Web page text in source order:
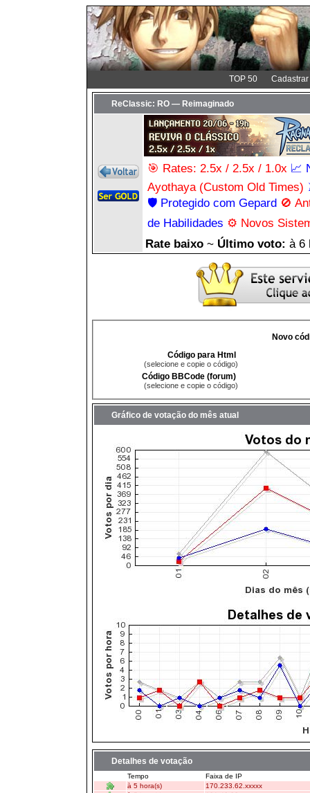
TOP 50 Cadastrar
ReClassic: RO — Reimaginado
🎯 Rates: 2.5x / 2.5x / 1.0x 📈
Ayothaya (Custom Old Times)
🛡️ Protegido com Gepard 🚫
de Habilidades ⚙️ Novos
Rate baixo ~ Último voto: à 6
Novo
Código para Html
(selecione e copie o código)
Código BBCode (forum)
(selecione e copie o código)
Gráfico de votação do mês atual
Detalhes de votação
Tempo
Faixa de IP
à 5 hora(s)
170.233.62.xxxxx